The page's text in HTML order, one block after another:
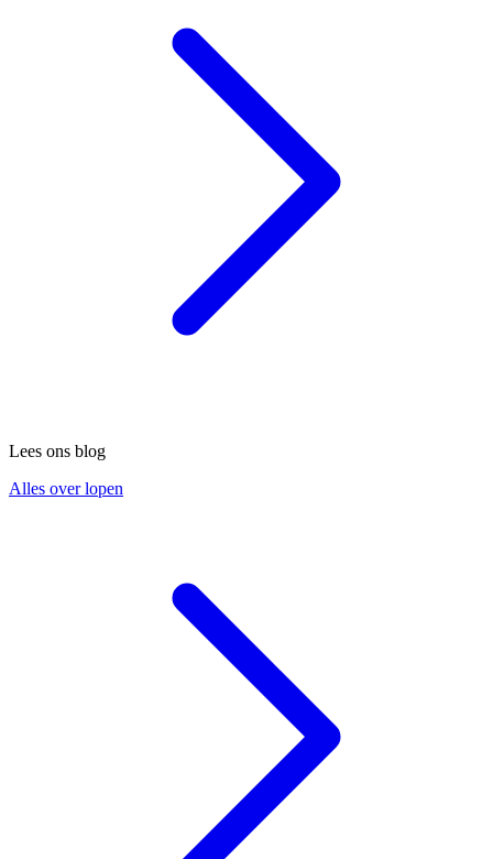
Lees ons blog
Alles over lopen